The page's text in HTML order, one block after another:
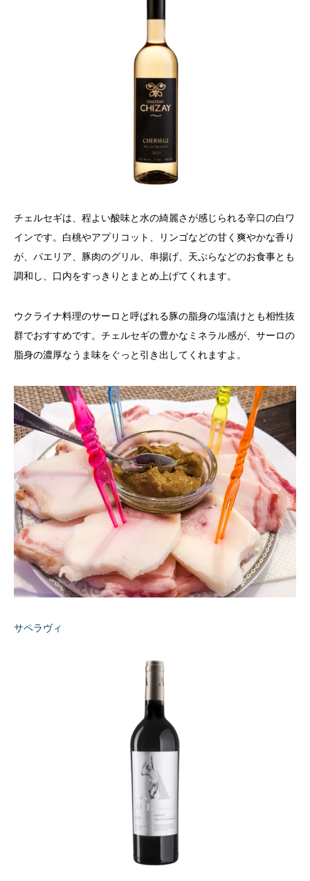
チェルセギは、 程よい酸味と水の綺麗さが感じられる辛口の白ワ
インです。白桃やアプリコット、リンゴなどの甘く爽やかな香り
が、パエリア、豚肉のグリル、串揚げ、天ぷらなどのお食事とも
調和し、口内をすっきりとまとめ上げてくれます。
ウクライナ料理のサーロと呼ばれる豚の脂身の塩漬け とも相性抜
群でおすすめです。チェルセギの豊かなミネラル感が、サーロの
脂身の濃厚なうま味をぐっと引き出してくれますよ。
サペラヴィ